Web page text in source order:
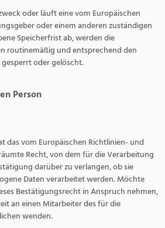
oder läuft eine vom Europäischen
oder einem anderen zuständigen
Speicherfrist ab, werden die
routinemäßig und entsprechend den
oder gelöscht.
Person
das vom Europäischen Richtlinien- und
Recht, von dem für die Verarbeitung
darüber zu verlangen, ob sie
Daten verarbeitet werden. Möchte
Bestätigungsrecht in Anspruch nehmen,
an einen Mitarbeiter des für die
wenden.